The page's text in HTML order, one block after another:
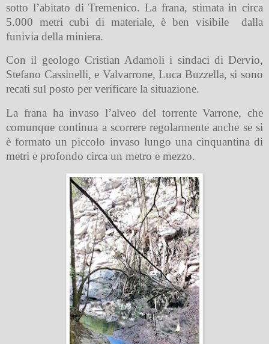
sotto l’abitato di Tremenico. La frana, stimata in circa
5.000 metri cubi di materiale, è ben visibile dalla
funivia della miniera.
Con il geologo Cristian Adamoli i sindaci di Dervio,
Stefano Cassinelli, e Valvarrone, Luca Buzzella, si sono
recati sul posto per verificare la situazione.
La frana ha invaso l’alveo del torrente Varrone, che
comunque continua a scorrere regolarmente anche se si
è formato un piccolo invaso lungo una cinquantina di
metri e profondo circa un metro e mezzo.